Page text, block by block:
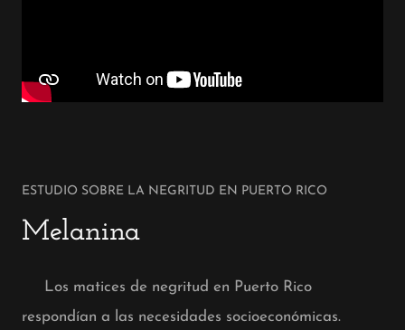
ESTUDIO SOBRE LA NEGRITUD EN PUERTO RICO
Melanina
Los matices de negritud en Puerto Rico
respondían a las necesidades socioeconómicas.